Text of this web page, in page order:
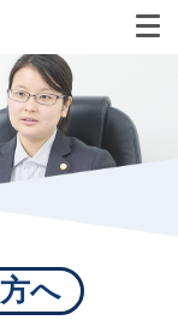
へ